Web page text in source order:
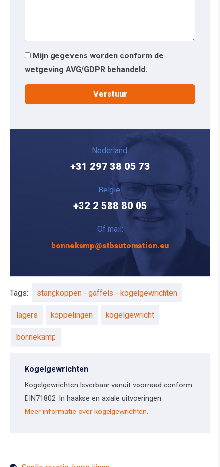
Mijn gegevens worden conform de
wetgeving AVG/GDPR behandeld.
Nederland:
+31 297 38 05 73
België:
+32 2 588 80 05
Of mail:
bonnekamp@atbautomation.eu
Tags: stangkoppen - gaffels - kogelgewrichten
lagers koppelingen kogelgewricht
bönnekamp
Kogelgewrichten
Kogelgewrichten leverbaar vanuit voorraad conform
DIN71802. In haakse en axiale uitvoeringen.
Meer informatie over kogelgewrichten.